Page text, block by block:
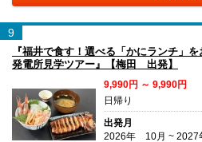
9
『福井で食す！選べる「かにランチ」
発電所見学ツアー』【梅田 出発】
9,990円 ～ 9,990円
日帰り
出発月
2026年 10月 ~